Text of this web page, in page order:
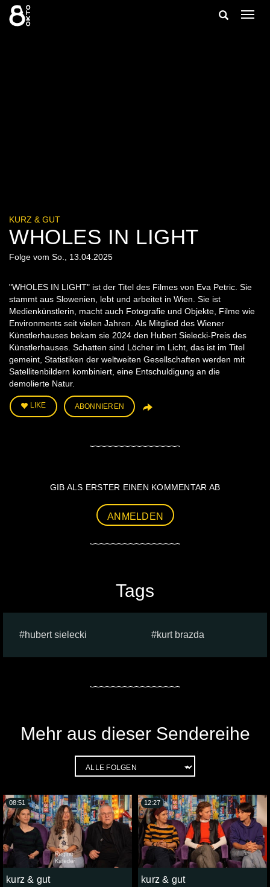
Zum
Inhalt
springen
Suche
KURZ & GUT
WHOLES IN LIGHT
Folge vom So., 13.04.2025
"WHOLES IN LIGHT" ist der Titel des Filmes von Eva Petric. Sie
stammt aus Slowenien, lebt und arbeitet in Wien. Sie ist
Medienkünstlerin, macht auch Fotografie und Objekte, Filme wie
Environments seit vielen Jahren. Als Mitglied des Wiener
Künstlerhauses bekam sie 2024 den Hubert Sielecki-Preis des
Künstlerhauses. Schatten sind Löcher im Licht, das ist im Titel
gemeint, Statistiken der weltweiten Gesellschaften werden mit
Satellitenbildern kombiniert, eine Entschuldigung an die
demolierte Natur.
LIKE ABONNIEREN
GIB ALS ERSTER EINEN KOMMENTAR AB
ANMELDEN
Tags
hubert sielecki kurt brazda
Mehr aus dieser Sendereihe
kurz & gut
08:51
kurz & gut
12:27